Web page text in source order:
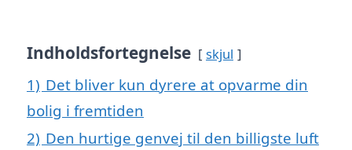
Indholdsfortegnelse skjul
1) Det bliver kun dyrere at opvarme din
bolig i fremtiden
2) Den hurtige genvej til den billigste luft